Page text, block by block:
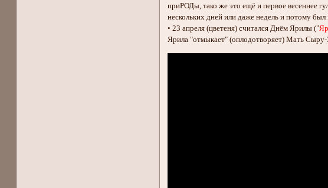
приРОДы, тако же это ещё и первое весеннее
нескольких дней или даже недель и потому
• 23 апреля (цветеня) считался Днём Ярилы ("
Ярила "отмыкает" (оплодотворяет) Мать